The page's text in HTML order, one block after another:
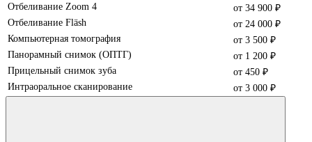
Отбеливание Zoom 4
от 34 900 ₽
Отбеливание Fläsh
от 24 000 ₽
Компьютерная томография
от 3 500 ₽
Панорамный снимок (ОПТГ)
от 1 200 ₽
Прицельный снимок зуба
от 450 ₽
Интраоральное сканирование
от 3 000 ₽